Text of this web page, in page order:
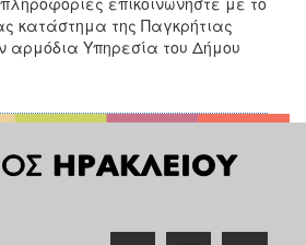
κατάστημα της Παγκρήτιας
Υπηρεσία του Δήμου